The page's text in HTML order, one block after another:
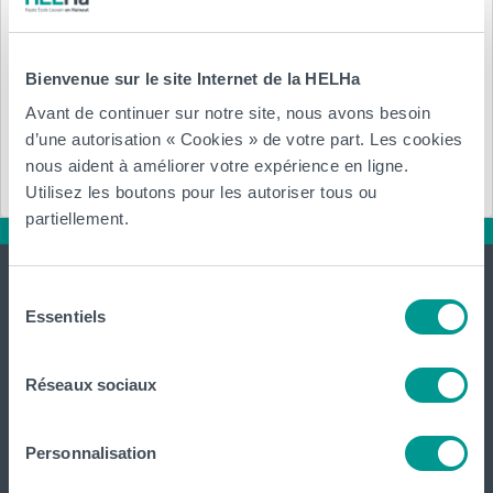
Bienvenue sur le site Internet de la HELHa
Avant de continuer sur notre site, nous avons besoin
d’une autorisation « Cookies » de votre part. Les cookies
nous aident à améliorer votre expérience en ligne.
Utilisez les boutons pour les autoriser tous ou
partiellement.
Essentiels
Réseaux sociaux
Personnalisation
Réf.: AS2022
Annexe :